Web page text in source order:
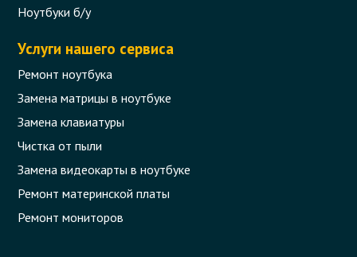
Ноутбуки б/у
Услуги нашего сервиса
Ремонт ноутбука
Замена матрицы в ноутбуке
Замена клавиатуры
Чистка от пыли
Замена видеокарты в ноутбуке
Ремонт материнской платы
Ремонт мониторов